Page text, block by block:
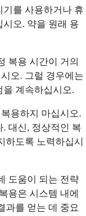
를 사용하거나 휴
오. 약을 원래 용
복용 시간이 거의
오. 그럴 경우에는
을 계속하십시오.
용하지 마십시오.
대신, 정상적인 복
하도록 노력하십시
도움이 되는 전략
용은 시스템 내에
과를 얻는 데 중요